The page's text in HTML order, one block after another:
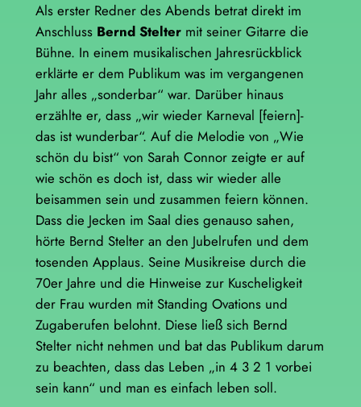
Als erster Redner des Abends betrat direkt im
Anschluss Bernd Steltermit seiner Gitarre die
Bühne. In einem musikalischen Jahresrückblick
erklärte er dem Publikum was im vergangenen
Jahr alles „sonderbar“ war. Darüber hinaus
erzählte er, dass „wir wieder Karneval [feiern]-
das ist wunderbar“. Auf die Melodie von „Wie
schön du bist“ von Sarah Connor zeigte er auf
wie schön es doch ist, dass wir wieder alle
beisammen sein und zusammen feiern können.
Dass die Jecken im Saal dies genauso sahen,
hörte Bernd Stelter an den Jubelrufen und dem
tosenden Applaus. Seine Musikreise durch die
70er Jahre und die Hinweise zur Kuscheligkeit
der Frau wurden mit Standing Ovations und
Zugaberufen belohnt. Diese ließ sich Bernd
Stelter nicht nehmen und bat das Publikum darum
zu beachten, dass das Leben „in 4 3 2 1 vorbei
sein kann“ und man es einfach leben soll.